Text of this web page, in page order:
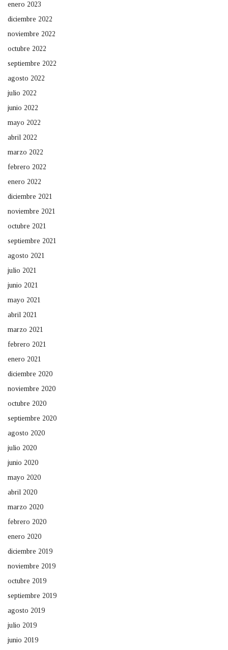
enero 2023
diciembre 2022
noviembre 2022
octubre 2022
septiembre 2022
agosto 2022
julio 2022
junio 2022
mayo 2022
abril 2022
marzo 2022
febrero 2022
enero 2022
diciembre 2021
noviembre 2021
octubre 2021
septiembre 2021
agosto 2021
julio 2021
junio 2021
mayo 2021
abril 2021
marzo 2021
febrero 2021
enero 2021
diciembre 2020
noviembre 2020
octubre 2020
septiembre 2020
agosto 2020
julio 2020
junio 2020
mayo 2020
abril 2020
marzo 2020
febrero 2020
enero 2020
diciembre 2019
noviembre 2019
octubre 2019
septiembre 2019
agosto 2019
julio 2019
junio 2019